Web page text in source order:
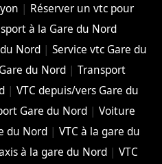
| Réserver un vtc pour
à la Gare du Nord
Nord| Service vtc Gare du
du Nord| Transport
|VTC depuis/vers Gare du
Gare du Nord| Voiture
du Nord| VTC à la gare du
à la gare du Nord| VTC